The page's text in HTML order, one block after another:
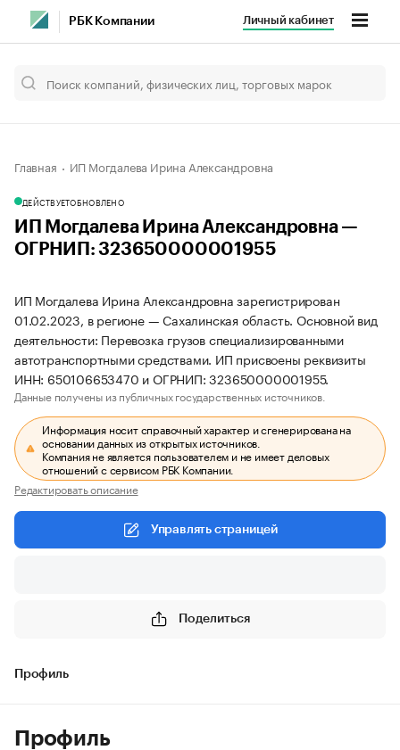
РБК Компании Личный кабинет
Главная ИП Могдалева Ирина Александровна
ДЕЙСТВУЕТОБНОВЛЕНО
ИП Могдалева Ирина Александровна —
ОГРНИП: 323650000001955
ИП Могдалева Ирина Александровна зарегистрирован
01.02.2023, в регионе — Сахалинская область. Основной вид
деятельности: Перевозка грузов специализированными
автотранспортными средствами. ИП присвоены реквизиты
ИНН: 650106653470 и ОГРНИП: 323650000001955.
Данные получены из публичных государственных источников.
Информация носит справочный характер и сгенерирована на
основании данных из открытых источников.
Компания не является пользователем и не имеет деловых
отношений с сервисом РБК Компании.
Редактировать описание
Управлять страницей
Поделиться
Профиль
Профиль